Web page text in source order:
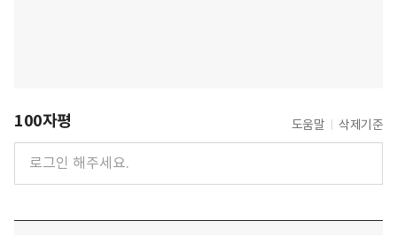
100자평 도움말 삭제기준